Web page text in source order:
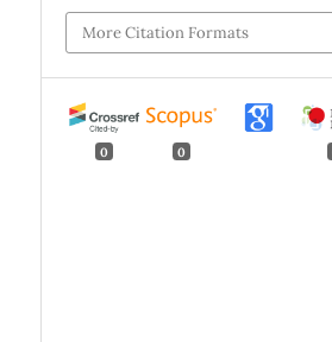
More Citation Formats
0 0